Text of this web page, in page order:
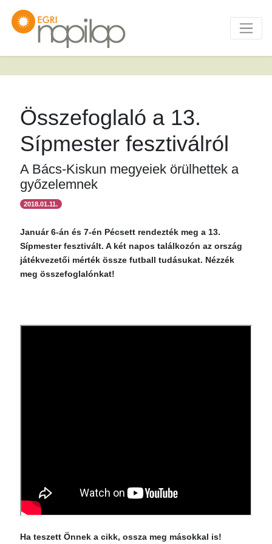
Összefoglaló a 13.
Sípmester fesztiválról
A Bács-Kiskun megyeiek örülhettek a
győzelemnek
2018.01.11.
Január 6-án és 7-én Pécsett rendezték meg a 13.
Sípmester fesztivált. A két napos találkozón az ország
játékvezetői mérték össze futball tudásukat. Nézzék
meg összefoglalónkat!
Ha teszett Önnek a cikk, ossza meg másokkal is!